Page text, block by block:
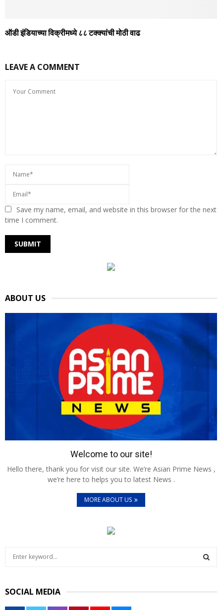
ऑडी इंडियाच्‍या विक्रीमध्‍ये ८८ टक्‍क्‍यांची मोठी वाढ
LEAVE A COMMENT
Save my name, email, and website in this browser for the next
time I comment.
ABOUT US
Welcome to our site!
Hello there, thank you for visit our site. We’re Asian Prime News ,
we’re here to helps you to latest News .
MORE ABOUT US
c
h
SOCIAL MEDIA